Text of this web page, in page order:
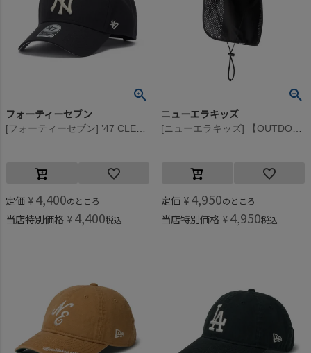
フォーティーセブン
定価 ¥ 4,400のところ
当店特別価格 ¥ 4,400税込
ニューエラキッズ
定価 ¥ 4,950のところ
当店特別価格 ¥ 4,950税込